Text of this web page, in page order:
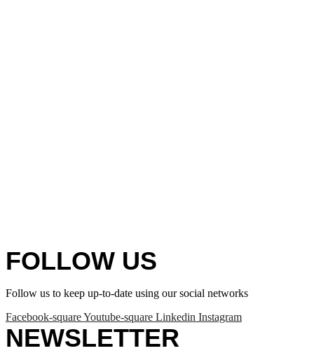
FOLLOW US
Follow us to keep up-to-date using our social networks
Facebook-squareYoutube-square Linkedin Instagram
NEWSLETTER